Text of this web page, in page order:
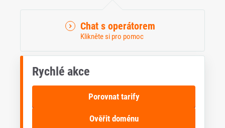
Chat s operátorem
Klikněte si pro pomoc
Rychlé akce
Porovnat tarify
Ověřit doménu